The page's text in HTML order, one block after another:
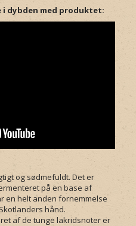
i dybden med produktet:
og sødmefuldt. Det er
på en base af
en helt anden fornemmelse
hånd.
af de tunge lakridsnoter er